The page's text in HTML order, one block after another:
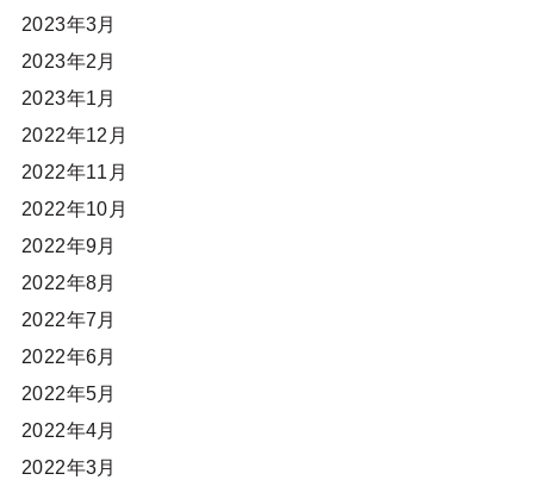
2023年3月
2023年2月
2023年1月
2022年12月
2022年11月
2022年10月
2022年9月
2022年8月
2022年7月
2022年6月
2022年5月
2022年4月
2022年3月